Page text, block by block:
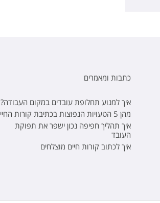
כתבות ומאמרים
איך למנוע תחלופת עובדים במקום העבודה?
מהן 5 הטעויות הנפוצות בכתיבת קורות החיים
איך תהליך חפיפה נכון ישפר את תפוקת
העובד
איך לכתוב קורות חיים מוצלחים